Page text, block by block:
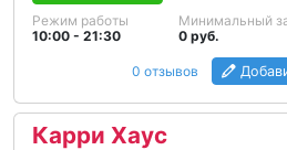
Режим работы
10:00 - 21:30
Минимальный
0 руб.
0 отзывов
Карри Хаус